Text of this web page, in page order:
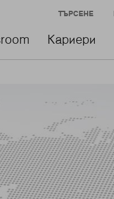
Кариери
ТЪРСЕНЕ